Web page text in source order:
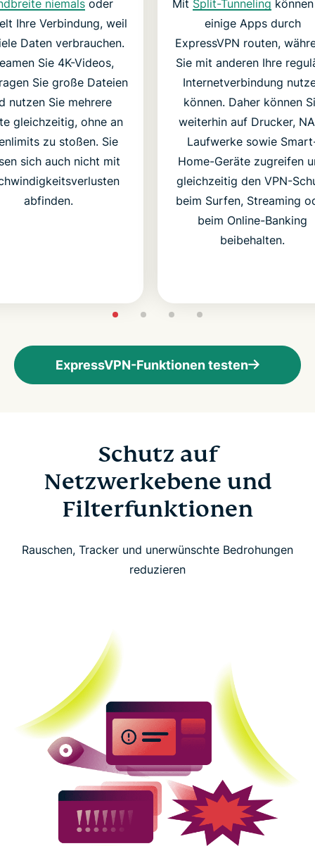
niemals oder
Ihre Verbindung, weil
Daten verbrauchen.
Sie 4K-Videos,
Sie große Dateien
nutzen Sie mehrere
gleichzeitig, ohne an
zu stoßen. Sie
sich auch nicht mit
abfinden.
Mit Split-Tunneling
einige Apps durch
ExpressVPN routen,
Sie mit anderen Ihre
Internetverbindung
können. Daher können
weiterhin auf Drucker,
Laufwerke sowie
Home-Geräte zugreifen
gleichzeitig den VPN-
beim Surfen, Streaming
beim Online-Banking
beibehalten.
ExpressVPN-Funktionen testen
Schutz auf
Netzwerkebene und
Filterfunktionen
Rauschen, Tracker und unerwünschte Bedrohungen
reduzieren